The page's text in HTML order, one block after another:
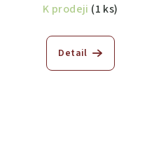
K prodeji (1 ks)
Detail